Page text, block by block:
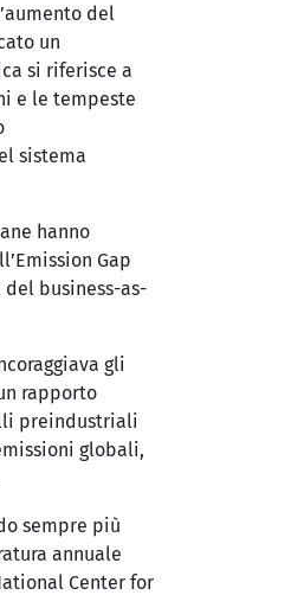
del
un
si riferisce a
e le tempeste
sistema
hanno
Gap
business-as-
gli
rapporto
preindustriali
globali,
sempre più
annuale
Center for